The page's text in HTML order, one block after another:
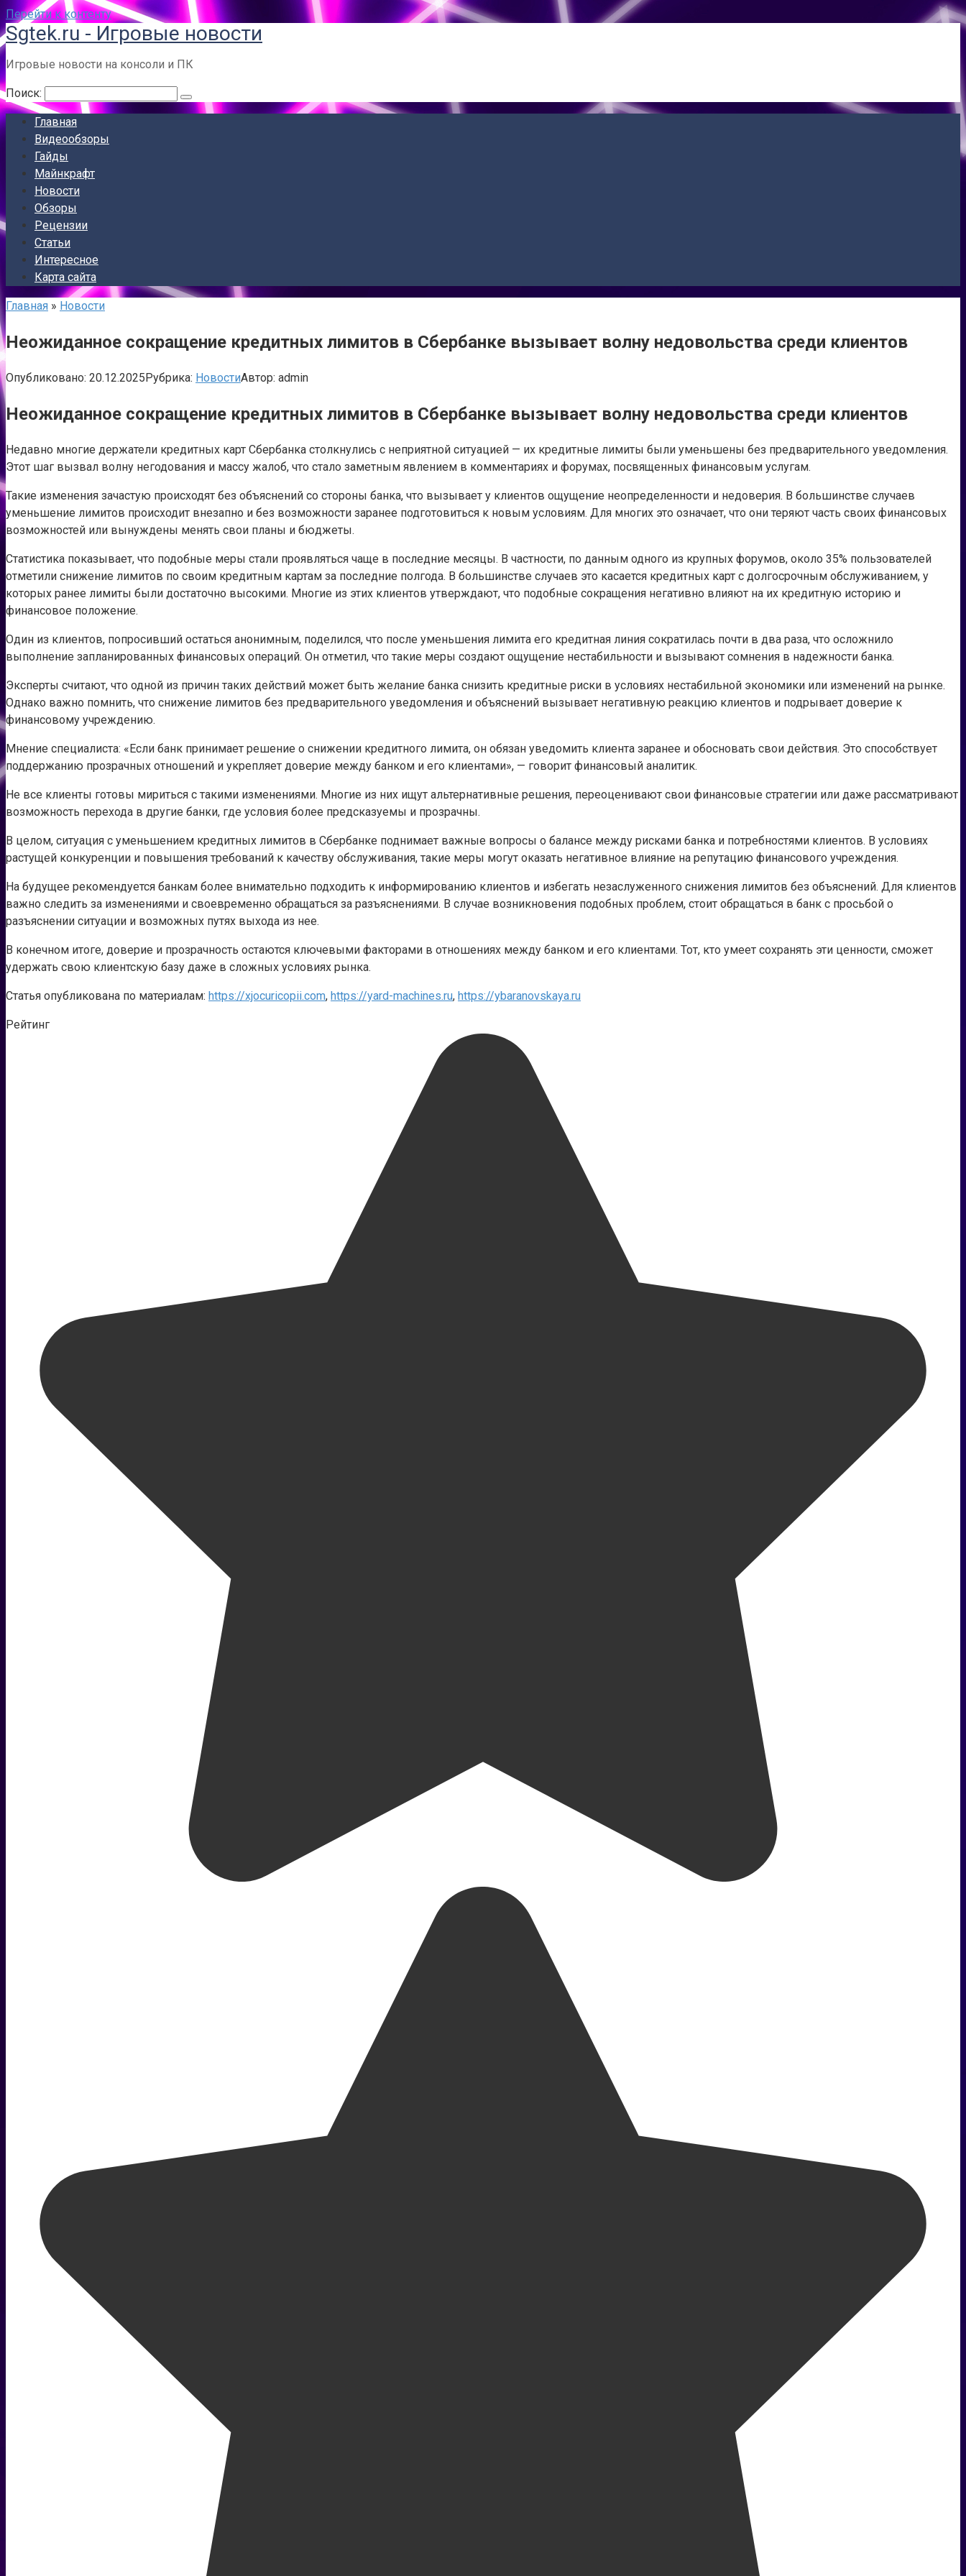
Перейти к контенту
Sgtek.ru - Игровые новости
Игровые новости на консоли и ПК
Поиск:
Главная
Видеообзоры
Гайды
Майнкрафт
Новости
Обзоры
Рецензии
Статьи
Интересное
Карта сайта
Главная » Новости
Неожиданное сокращение кредитных лимитов в Сбербанке вызывает волну недовольства среди клиентов
Опубликовано: 20.12.2025Рубрика: НовостиАвтор: admin
Неожиданное сокращение кредитных лимитов в Сбербанке вызывает волну недовольства среди клиентов
Недавно многие держатели кредитных карт Сбербанка столкнулись с неприятной ситуацией — их кредитные лимиты были уменьшены без предварительного уведомления.
Этот шаг вызвал волну негодования и массу жалоб, что стало заметным явлением в комментариях и форумах, посвященных финансовым услугам.
Такие изменения зачастую происходят без объяснений со стороны банка, что вызывает у клиентов ощущение неопределенности и недоверия. В большинстве случаев
уменьшение лимитов происходит внезапно и без возможности заранее подготовиться к новым условиям. Для многих это означает, что они теряют часть своих финансовых
возможностей или вынуждены менять свои планы и бюджеты.
Статистика показывает, что подобные меры стали проявляться чаще в последние месяцы. В частности, по данным одного из крупных форумов, около 35% пользователей
отметили снижение лимитов по своим кредитным картам за последние полгода. В большинстве случаев это касается кредитных карт с долгосрочным обслуживанием, у
которых ранее лимиты были достаточно высокими. Многие из этих клиентов утверждают, что подобные сокращения негативно влияют на их кредитную историю и
финансовое положение.
Один из клиентов, попросивший остаться анонимным, поделился, что после уменьшения лимита его кредитная линия сократилась почти в два раза, что осложнило
выполнение запланированных финансовых операций. Он отметил, что такие меры создают ощущение нестабильности и вызывают сомнения в надежности банка.
Эксперты считают, что одной из причин таких действий может быть желание банка снизить кредитные риски в условиях нестабильной экономики или изменений на рынке.
Однако важно помнить, что снижение лимитов без предварительного уведомления и объяснений вызывает негативную реакцию клиентов и подрывает доверие к
финансовому учреждению.
Мнение специалиста: «Если банк принимает решение о снижении кредитного лимита, он обязан уведомить клиента заранее и обосновать свои действия. Это способствует
поддержанию прозрачных отношений и укрепляет доверие между банком и его клиентами», — говорит финанcовый аналитик.
Не все клиенты готовы мириться с такими изменениями. Многие из них ищут альтернативные решения, переоценивают свои финансовые стратегии или даже рассматривают
возможность перехода в другие банки, где условия более предсказуемы и прозрачны.
В целом, ситуация с уменьшением кредитных лимитов в Сбербанке поднимает важные вопросы о балансе между рисками банка и потребностями клиентов. В условиях
растущей конкуренции и повышения требований к качеству обслуживания, такие меры могут оказать негативное влияние на репутацию финансового учреждения.
На будущее рекомендуется банкам более внимательно подходить к информированию клиентов и избегать незаслуженного снижения лимитов без объяснений. Для клиентов
важно следить за изменениями и своевременно обращаться за разъяснениями. В случае возникновения подобных проблем, стоит обращаться в банк с просьбой о
разъяснении ситуации и возможных путях выхода из нее.
В конечном итоге, доверие и прозрачность остаются ключевыми факторами в отношениях между банком и его клиентами. Тот, кто умеет сохранять эти ценности, сможет
удержать свою клиентскую базу даже в сложных условиях рынка.
Статья опубликована по материалам: https://xjocuricopii.com, https://yard-machines.ru, https://ybaranovskaya.ru
Рейтинг